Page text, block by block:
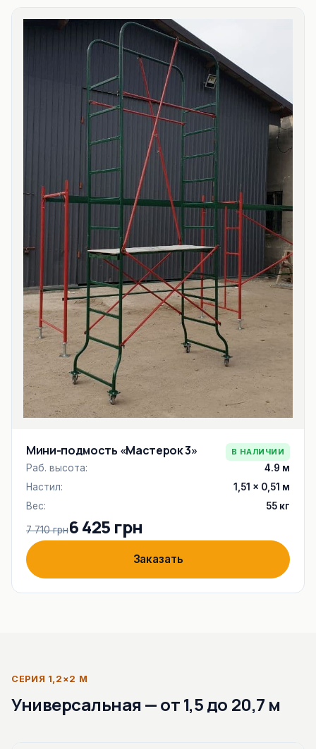
Мини-подмость «Мастерок 3» В НАЛИЧИИ
Раб. высота:
4.9 м
Настил:
1,51 × 0,51 м
Вес:
55 кг
7 710 грн6 425 грн
Заказать
СЕРИЯ 1,2×2 М
Универсальная — от 1,5 до 20,7 м